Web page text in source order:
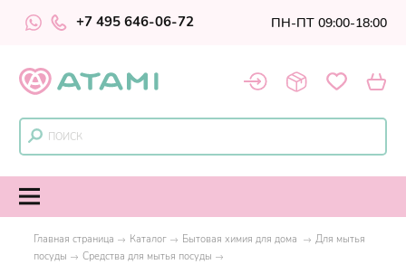
+7 495 646-06-72 ПН-ПТ 09:00-18:00
Главная страница Каталог Бытовая химия для дома
Для мытья
посуды
Средства для мытья посуды